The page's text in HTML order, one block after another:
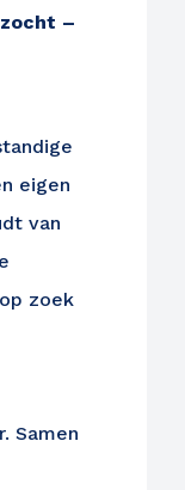
–
eigen
van
zoek
Samen